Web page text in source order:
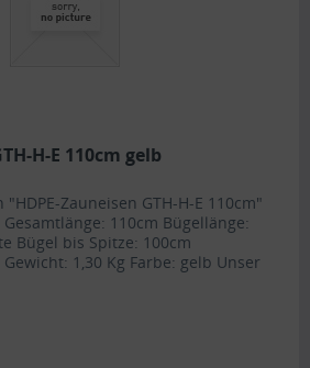
H-E 110cm gelb
Zauneisen GTH-H-E 110cm"
Gesamtlänge: 110cm Bügellänge:
Bügel bis Spitze: 100cm
1,30 Kg Farbe: gelb Unser
über die Folie gestellt und in den...